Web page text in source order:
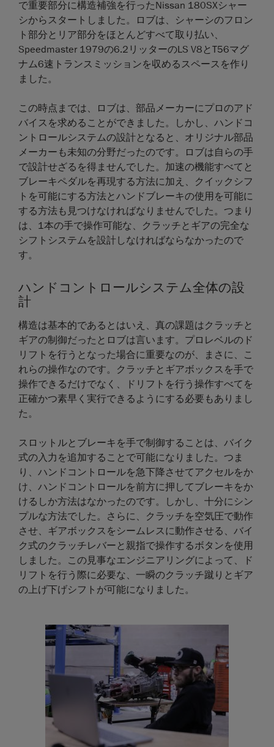
で重要部分に構造補強を行ったNissan 180SXシャー
シからスタートしました。ロブは、シャーシのフロン
ト部分とリア部分をほとんどすべて取り払い、
Speedmaster 1979の6.2リッターのLS V8とT56マグ
ナム6速トランスミッションを収めるスペースを作り
ました。
この時点までは、ロブは、部品メーカーにプロのアド
バイスを求めることができました。しかし、ハンドコ
ントロールシステムの設計となると、オリジナル部品
メーカーも未知の分野だったのです。ロブは自らの手
で設計せざるを得ませんでした。加速の機能すべてと
ブレーキペダルを再現する方法に加え、クイックシフ
トを可能にする方法とハンドブレーキの使用を可能に
する方法も見つけなければなりませんでした。つまり
は、1本の手で操作可能な、クラッチとギアの完全な
シフトシステムを設計しなければならなかったので
す。
ハンドコントロールシステム全体の設
計
構造は基本的であるとはいえ、真の課題はクラッチと
ギアの制御だったとロブは言います。プロレベルのド
リフトを行うとなった場合に重要なのが、まさに、こ
れらの操作なのです。クラッチとギアボックスを手で
操作できるだけでなく、ドリフトを行う操作すべてを
正確かつ素早く実行できるようにする必要もありまし
た。
スロットルとブレーキを手で制御することは、バイク
式の入力を追加することで可能になりました。つま
り、ハンドコントロールを急下降させてアクセルをか
け、ハンドコントロールを前方に押してブレーキをか
けるしか方法はなかったのです。しかし、十分にシン
プルな方法でした。さらに、クラッチを空気圧で動作
させ、ギアボックスをシームレスに動作させる、バイ
ク式のクラッチレバーと親指で操作するボタンを使用
しました。この見事なエンジニアリングによって、ド
リフトを行う際に必要な、一瞬のクラッチ蹴りとギア
の上げ下げシフトが可能になりました。